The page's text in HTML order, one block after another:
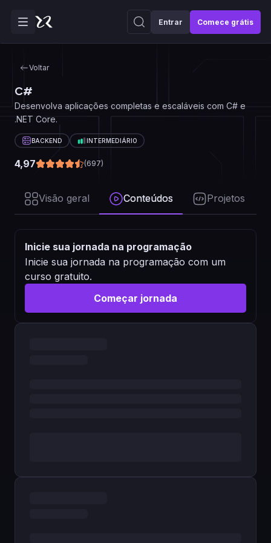
Entrar Comece grátis
Voltar
C#
Desenvolva aplicações completas e escaláveis com C# e
.NET Core.
BACKEND INTERMEDIÁRIO
4,97 (697)
Visão geral Conteúdos Projetos
Inicie sua jornada na programação
Inicie sua jornada na programação com um
curso gratuito.
Começar jornada